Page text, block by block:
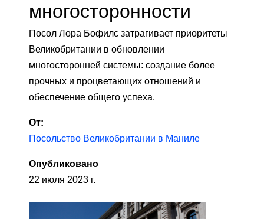
многосторонности
Посол Лора Бофилс затрагивает приоритеты
Великобритании в обновлении
многосторонней системы: создание более
прочных и процветающих отношений и
обеспечение общего успеха.
От:
Посольство Великобритании в Маниле
Опубликовано
22 июля 2023 г.